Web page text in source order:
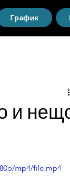
График
и
mp4/file.mp4